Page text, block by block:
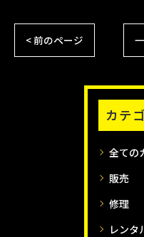
< 前のページ
カテ
全ての
販売
修理
レンタ